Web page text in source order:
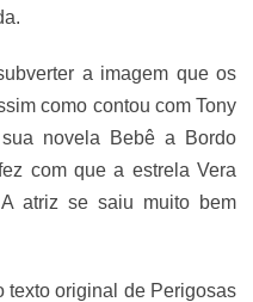
a imagem que os
como contou com Tony
novela Bebê a Bordo
com que a estrela Vera
atriz se saiu muito bem
texto original de Perigosas